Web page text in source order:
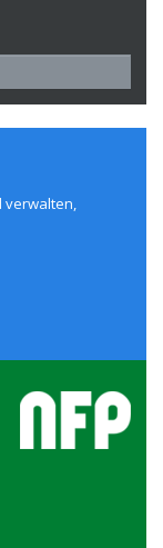
verwalten,